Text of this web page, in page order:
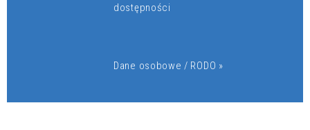
dostępności
Dane osobowe / RODO »